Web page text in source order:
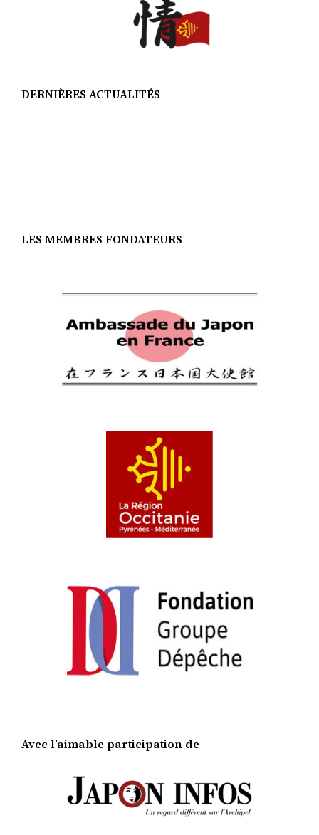
DERNIÈRES ACTUALITÉS
LES MEMBRES FONDATEURS
Avec l’aimable participation de